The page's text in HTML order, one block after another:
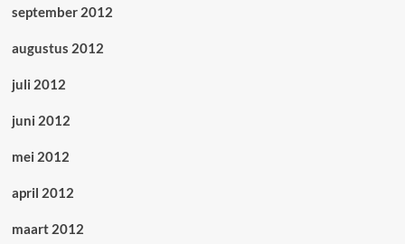
september 2012
augustus 2012
juli 2012
juni 2012
mei 2012
april 2012
maart 2012